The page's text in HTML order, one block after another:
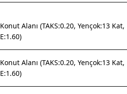
Konut Alanı (TAKS:0.20, Yençok:13 Kat,
E:1.60)
Konut Alanı (TAKS:0.20, Yençok:13 Kat,
E:1.60)